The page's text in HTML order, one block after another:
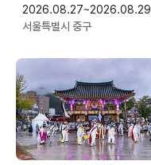
2026.08.27~2026.08.29
서울특별시 중구